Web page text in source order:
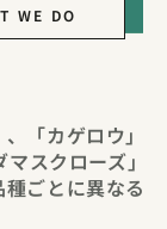
WE DO
「カゲロウ」
スクローズ」
ごとに異なる